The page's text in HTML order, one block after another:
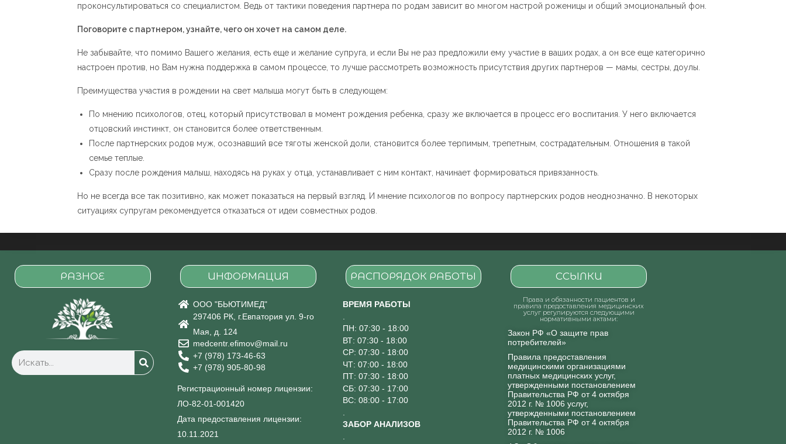
проконсультироваться со специалистом. Ведь от тактики поведения партнера по родам зависит во многом настрой роженицы и общий эмоциональный фон.
Поговорите с партнером, узнайте, чего он хочет на самом деле.
Не забывайте, что помимо Вашего желания, есть еще и желание супруга, и если Вы не раз предложили ему участие в ваших родах, а он все еще категорично
настроен против, но Вам нужна поддержка в самом процессе, то лучше рассмотреть возможность присутствия других партнеров — мамы, сестры, доулы.
Преимущества участия в рождении на свет малыша могут быть в следующем:
По мнению психологов, отец, который присутствовал в момент рождения ребенка, сразу же включается в процесс его воспитания. У него включается
отцовский инстинкт, он становится более ответственным.
После партнерских родов муж, осознавший все тяготы женской доли, становится более терпимым, трепетным, сострадательным. Отношения в такой
семье теплые.
Сразу после рождения малыш, находясь на руках у отца, устанавливает с ним контакт, начинает формироваться привязанность.
Но не всегда все так позитивно, как может показаться на первый взгляд. И мнение психологов по вопросу партнерских родов неоднозначно. В некоторых
ситуациях супругам рекомендуется отказаться от идеи совместных родов.
РАЗНОЕ ИНФОРМАЦИЯ
ООО "БЬЮТИМЕД"
297406 РК, г.Евпатория ул. 9-го
Мая, д. 124
medcentr.efimov@mail.ru
+7 (978) 173-46-63
+7 (978) 905-80-98
Регистрационный номер лицензии:
ЛО-82-01-001420
Дата предоставления лицензии:
10.11.2021
РАСПОРЯДОК РАБОТЫ
ВРЕМЯ РАБОТЫ
ПН: 07:30 - 18:00
ВТ: 07:30 - 18:00
СР: 07:30 - 18:00
ЧТ: 07:00 - 18:00
ПТ: 07:30 - 18:00
СБ: 07:30 - 17:00
ВС: 08:00 - 17:00
ЗАБОР АНАЛИЗОВ
ССЫЛКИ
Права и обязанности пациентов и
правила предоставления медицинских
услуг регулируются следующими
нормативными актами:
Закон РФ «О защите прав
потребителей»
Правила предоставления
медицинскими организациями
платных медицинских услуг,
утвержденными постановлением
Правительства РФ от 4 октября
2012 г. № 1006 услуг,
утвержденными постановлением
Правительства РФ от 4 октября
2012 г. № 1006